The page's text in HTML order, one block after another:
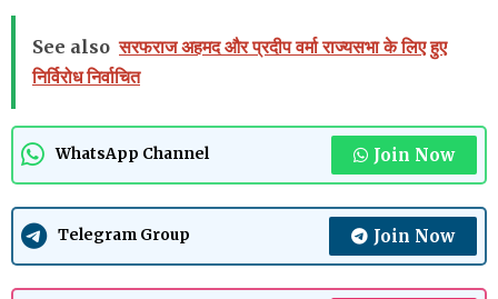
See also सरफराज अहमद और प्रदीप वर्मा राज्यसभा के लिए हुए
निर्विरोध निर्वाचित
WhatsApp Channel Join Now
Telegram Group Join Now